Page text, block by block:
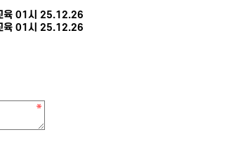
01시 25.12.26
01시 25.12.26